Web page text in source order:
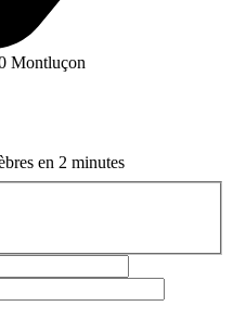
Montluçon
en 2 minutes